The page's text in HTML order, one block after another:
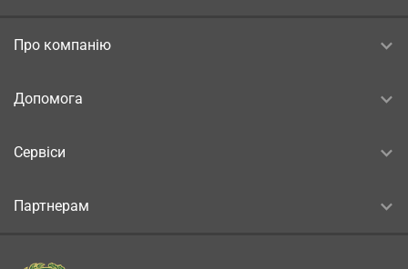
Про компанію
Допомога
Сервіси
Партнерам